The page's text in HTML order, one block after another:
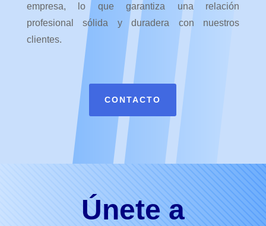
empresa, lo que garantiza una relación
profesional sólida y duradera con nuestros
clientes.
CONTACTO
Únete a